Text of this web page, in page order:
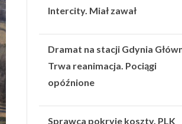
Intercity. Miał zawał
Dramat na stacji Gdynia
Trwa reanimacja. Pociągi
opóźnione
Sprawca pokryje koszty. PLK